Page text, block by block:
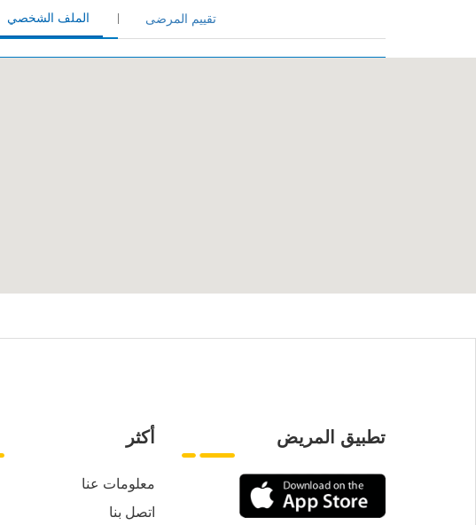
الملف الشخصي تقييم المرضى
أكثر
معلومات عنا
اتصل بنا
تطبيق المريض